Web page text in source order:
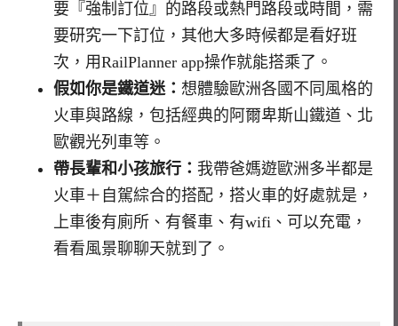
要『強制訂位』的路段或熱門路段或時間，需
要研究一下訂位，其他大多時候都是看好班
次，用RailPlanner app操作就能搭乘了。
假如你是鐵道迷： 想體驗歐洲各國不同風格的
火車與路線，包括經典的阿爾卑斯山鐵道、北
歐觀光列車等。
帶長輩和小孩旅行： 我帶爸媽遊歐洲多半都是
火車＋自駕綜合的搭配，搭火車的好處就是，
上車後有廁所、有餐車、有wifi、可以充電，
看看風景聊聊天就到了。